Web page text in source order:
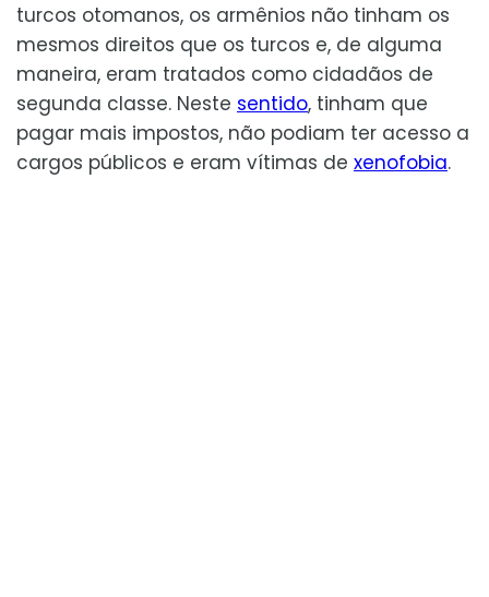
turcos otomanos, os armênios não tinham os
mesmos direitos que os turcos e, de alguma
maneira, eram tratados como cidadãos de
segunda classe. Neste sentido, tinham que
pagar mais impostos, não podiam ter acesso a
cargos públicos e eram vítimas de xenofobia.